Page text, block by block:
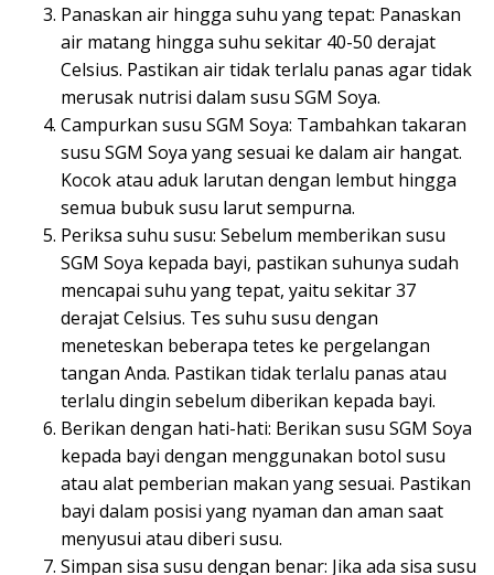
Panaskan air hingga suhu yang tepat: Panaskan
air matang hingga suhu sekitar 40-50 derajat
Celsius. Pastikan air tidak terlalu panas agar tidak
merusak nutrisi dalam susu SGM Soya.
Campurkan susu SGM Soya: Tambahkan takaran
susu SGM Soya yang sesuai ke dalam air hangat.
Kocok atau aduk larutan dengan lembut hingga
semua bubuk susu larut sempurna.
Periksa suhu susu: Sebelum memberikan susu
SGM Soya kepada bayi, pastikan suhunya sudah
mencapai suhu yang tepat, yaitu sekitar 37
derajat Celsius. Tes suhu susu dengan
meneteskan beberapa tetes ke pergelangan
tangan Anda. Pastikan tidak terlalu panas atau
terlalu dingin sebelum diberikan kepada bayi.
Berikan dengan hati-hati: Berikan susu SGM Soya
kepada bayi dengan menggunakan botol susu
atau alat pemberian makan yang sesuai. Pastikan
bayi dalam posisi yang nyaman dan aman saat
menyusui atau diberi susu.
Simpan sisa susu dengan benar: Jika ada sisa susu